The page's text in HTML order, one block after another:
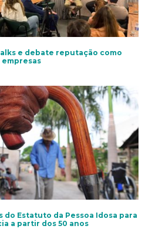
e debate reputação como
Estatuto da Pessoa Idosa para
a partir dos 50 anos